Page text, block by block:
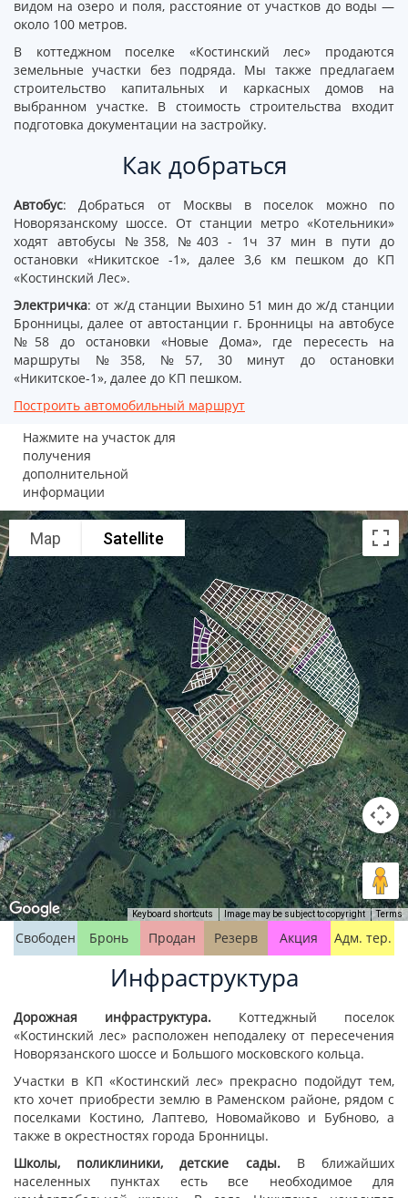
видом на озеро и поля, расстояние от участков до воды —
около 100 метров.
В коттеджном поселке «Костинский лес» продаются
земельные участки без подряда. Мы также предлагаем
строительство капитальных и каркасных домов на
выбранном участке. В стоимость строительства входит
подготовка документации на застройку.
Как добраться
Автобус: Добраться от Москвы в поселок можно по
Новорязанскому шоссе. От станции метро «Котельники»
ходят автобусы №358, №403 - 1ч 37 мин в пути до
остановки «Никитское -1», далее 3,6 км пешком до КП
«Костинский Лес».
Электричка: от ж/д станции Выхино 51 мин до ж/д станции
Бронницы, далее от автостанции г. Бронницы на автобусе
№58 до остановки «Новые Дома», где пересесть на
маршруты №358, №57, 30 минут до остановки
«Никитское-1», далее до КП пешком.
Построить автомобильный маршрут
Нажмите на участок для
получения
дополнительной
информации
Map Satellite
Keyboard shortcuts Image may be subject to copyright Terms
Свободен Бронь Продан Резерв Акция Адм. тер.
Инфраструктура
Дорожная инфраструктура. Коттеджный поселок
«Костинский лес» расположен неподалеку от пересечения
Новорязанского шоссе и Большого московского кольца.
Участки в КП «Костинский лес» прекрасно подойдут тем,
кто хочет приобрести землю в Раменском районе, рядом с
поселками Костино, Лаптево, Новомайково и Бубново, а
также в окрестностях города Бронницы.
Школы, поликлиники, детские сады.В ближайших
населенных пунктах есть все необходимое для